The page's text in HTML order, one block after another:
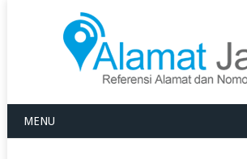
MENU